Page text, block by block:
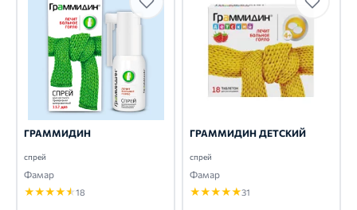
ГРАММИДИН
спрей
Фамар
★★★★★18
ГРАММИДИН ДЕТСКИЙ
спрей
Фамар
★★★★★31